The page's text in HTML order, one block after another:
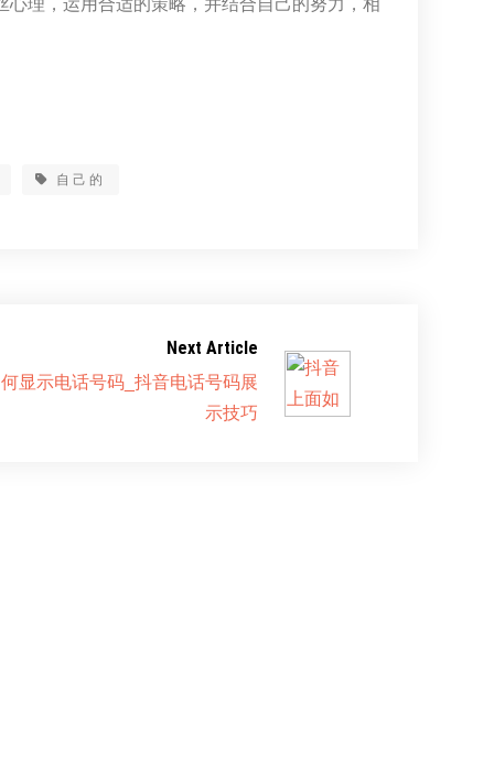
心理，运用合适的策略，并结合自己的努力，相
自己的
Next Article
显示电话号码_抖音电话号码展
示技巧